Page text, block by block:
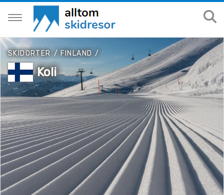
SKIDORTER /FINLAND /
Koli